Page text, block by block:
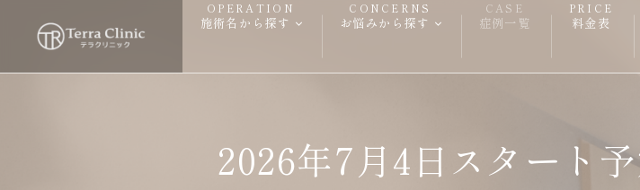
OPERATION
施術名から探す
CONCERNS
お悩みから探す
CASE
症例一覧
PRICE
料金表
2026年7月4日スタート